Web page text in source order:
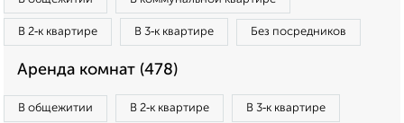
В 2‑к квартире В 3‑к квартире Без посредников
Аренда комнат (478)
В общежитии В 2‑к квартире В 3‑к квартире